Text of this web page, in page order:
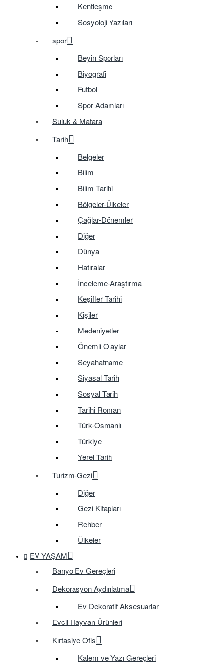
Kentleşme
Sosyoloji Yazıları
spor
Beyin Sporları
Biyografi
Futbol
Spor Adamları
Suluk & Matara
Tarih
Belgeler
Bilim
Bilim Tarihi
Bölgeler-Ülkeler
Çağlar-Dönemler
Diğer
Dünya
Hatıralar
İnceleme-Araştırma
Keşifler Tarihi
Kişiler
Medeniyetler
Önemli Olaylar
Seyahatname
Siyasal Tarih
Sosyal Tarih
Tarihi Roman
Türk-Osmanlı
Türkiye
Yerel Tarih
Turizm-Gezi
Diğer
Gezi Kitapları
Rehber
Ülkeler
EV YAŞAM
Banyo Ev Gereçleri
Dekorasyon Aydınlatma
Ev Dekoratif Aksesuarlar
Evcil Hayvan Ürünleri
Kırtasiye Ofis
Kalem ve Yazı Gereçleri